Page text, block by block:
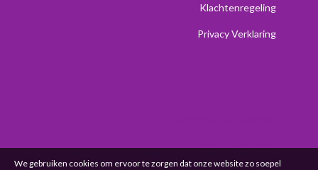
Klachtenregeling
Privacy Verklaring
We gebruiken cookies om ervoor te zorgen dat onze website zo soepel